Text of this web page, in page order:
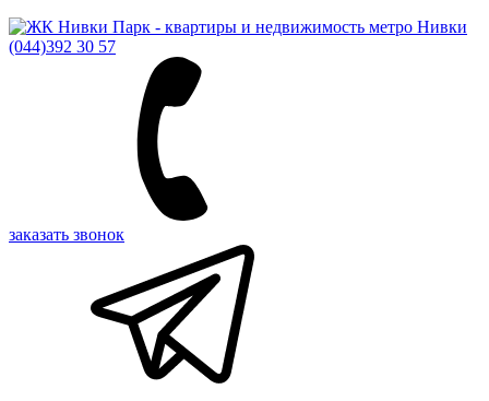
(044)392 30 57
заказать звонок